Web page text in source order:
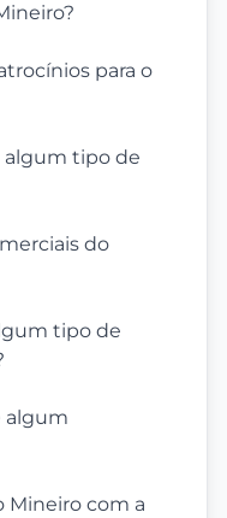
para o
algum tipo de
do
tipo de
algum
Mineiro com a